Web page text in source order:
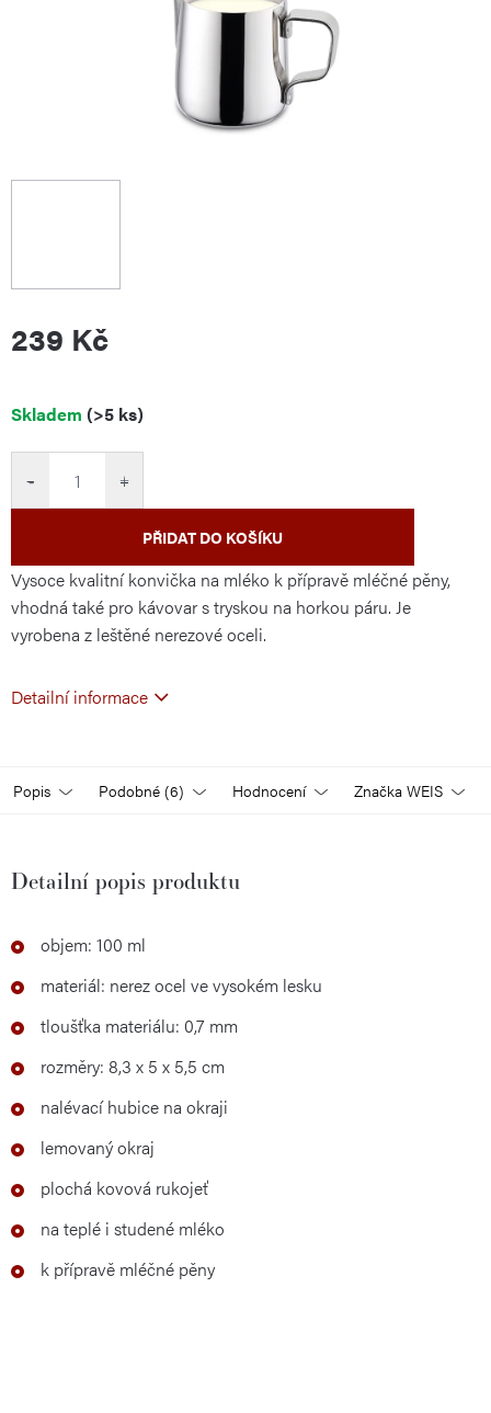
239 Kč
Měrná
Skladem (>5 ks)
+
−
PŘIDAT DO KOŠÍKU
Vysoce kvalitní konvička na mléko k přípravě mléčné pěny,
vhodná také pro kávovar s tryskou na horkou páru. Je
vyrobena z leštěné nerezové oceli.
Detailní informace
Popis Podobné (6) Hodnocení Značka WEIS
Detailní popis produktu
objem: 100 ml
materiál: nerez ocel ve vysokém lesku
tloušťka materiálu: 0,7 mm
rozměry: 8,3 x 5 x 5,5 cm
nalévací hubice na okraji
lemovaný okraj
plochá kovová rukojeť
na teplé i studené mléko
k přípravě mléčné pěny